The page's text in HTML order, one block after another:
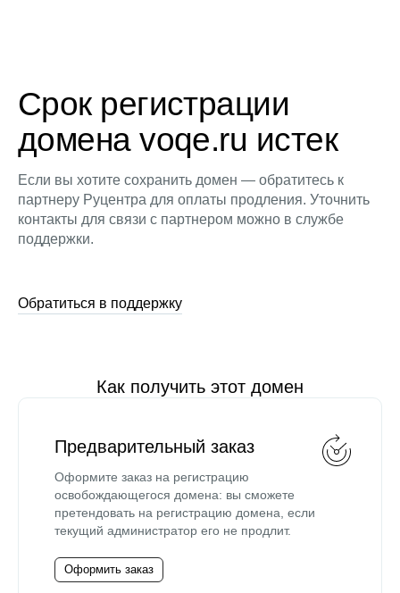
Срок регистрации
домена voqe.ru истек
Если вы хотите сохранить домен — обратитесь к
партнеру Руцентра для оплаты продления. Уточнить
контакты для связи с партнером можно в службе
поддержки.
Обратиться в поддержку
Как получить этот домен
Предварительный заказ
Оформите заказ на регистрацию
освобождающегося домена: вы сможете
претендовать на регистрацию домена, если
текущий администратор его не продлит.
Оформить заказ